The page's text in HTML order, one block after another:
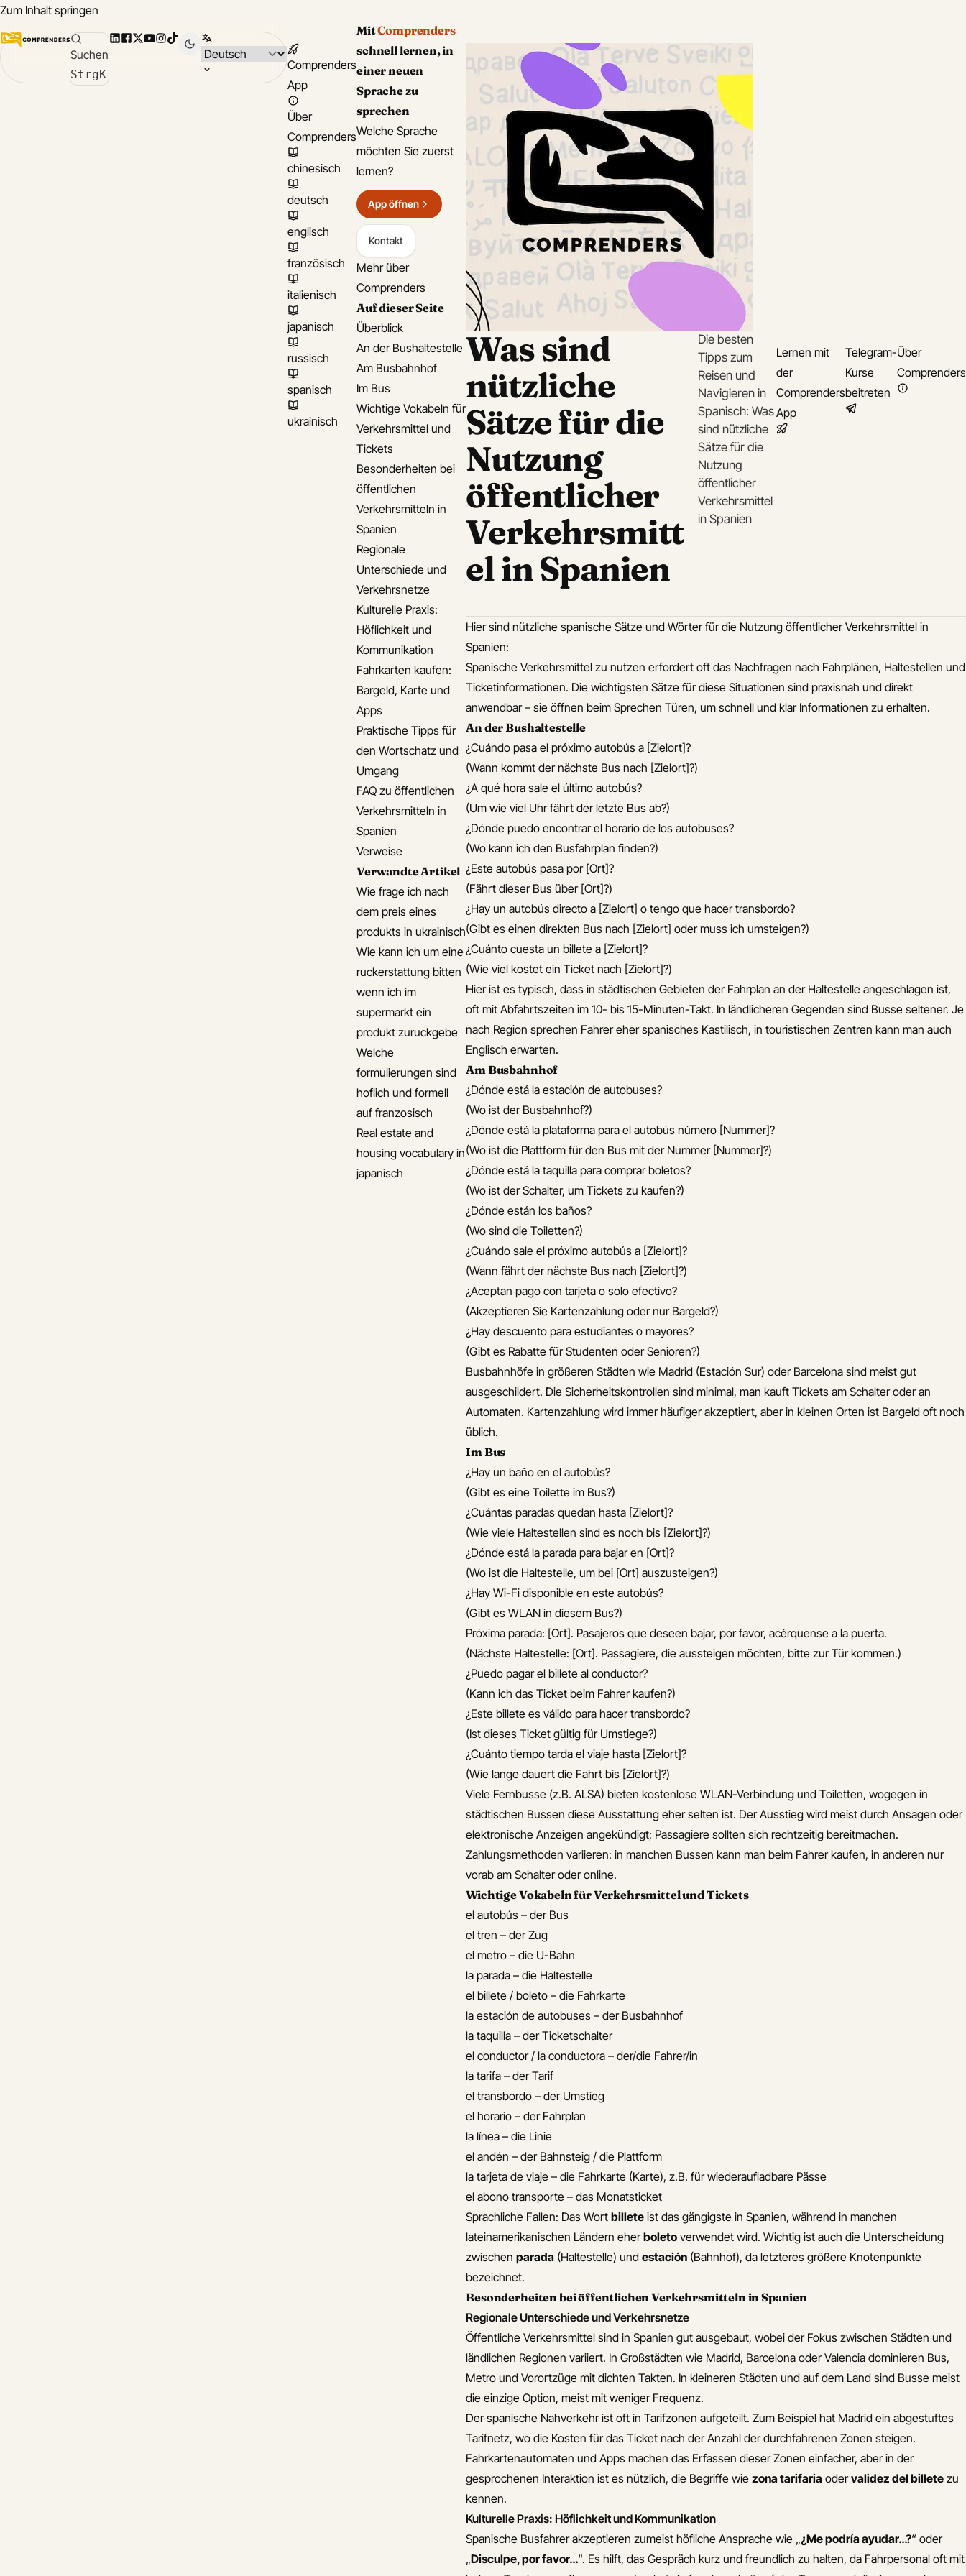
Zum Inhalt springen
Suchen
StrgK
LinkedIn
Facebook
X YouTube
Instagram
TikTok Sprache wählen
Comprenders
App
Über
Comprenders
chinesisch
deutsch
englisch
französisch
italienisch
japanisch
russisch
spanisch
ukrainisch
MitComprenders
schnell lernen, in
einer neuen
Sprache zu
sprechen
Welche Sprache
möchten Sie zuerst
lernen?
App öffnen
Kontakt
Mehr über
Comprenders
Auf dieser Seite
Überblick
An der Bushaltestelle
Am Busbahnhof
Im Bus
Wichtige Vokabeln für
Verkehrsmittel und
Tickets
Besonderheiten bei
öffentlichen
Verkehrsmitteln in
Spanien
Regionale
Unterschiede und
Verkehrsnetze
Kulturelle Praxis:
Höflichkeit und
Kommunikation
Fahrkarten kaufen:
Bargeld, Karte und
Apps
Praktische Tipps für
den Wortschatz und
Umgang
FAQ zu öffentlichen
Verkehrsmitteln in
Spanien
Verweise
Verwandte Artikel
Wie frage ich nach
dem preis eines
produkts in ukrainisch
Wie kann ich um eine
ruckerstattung bitten
wenn ich im
supermarkt ein
produkt zuruckgebe
Welche
formulierungen sind
hoflich und formell
auf franzosisch
Real estate and
housing vocabulary in
japanisch
Was sind
nützliche
Sätze für die
Nutzung
öffentlicher
Verkehrsmitt
el in Spanien
Die besten
Tipps zum
Reisen und
Navigieren in
Spanisch: Was
sind nützliche
Sätze für die
Nutzung
öffentlicher
Verkehrsmittel
in Spanien
Lernen mit
der
Comprenders
App
Telegram-
Kurse
beitreten
Über
Comprenders
Hier sind nützliche spanische Sätze und Wörter für die Nutzung öffentlicher Verkehrsmittel in
Spanien:
Spanische Verkehrsmittel zu nutzen erfordert oft das Nachfragen nach Fahrplänen, Haltestellen und
Ticketinformationen. Die wichtigsten Sätze für diese Situationen sind praxisnah und direkt
anwendbar – sie öffnen beim Sprechen Türen, um schnell und klar Informationen zu erhalten.
An der Bushaltestelle
¿Cuándo pasa el próximo autobús a [Zielort]?
(Wann kommt der nächste Bus nach [Zielort]?)
¿A qué hora sale el último autobús?
(Um wie viel Uhr fährt der letzte Bus ab?)
¿Dónde puedo encontrar el horario de los autobuses?
(Wo kann ich den Busfahrplan finden?)
¿Este autobús pasa por [Ort]?
(Fährt dieser Bus über [Ort]?)
¿Hay un autobús directo a [Zielort] o tengo que hacer transbordo?
(Gibt es einen direkten Bus nach [Zielort] oder muss ich umsteigen?)
¿Cuánto cuesta un billete a [Zielort]?
(Wie viel kostet ein Ticket nach [Zielort]?)
Hier ist es typisch, dass in städtischen Gebieten der Fahrplan an der Haltestelle angeschlagen ist,
oft mit Abfahrtszeiten im 10- bis 15-Minuten-Takt. In ländlicheren Gegenden sind Busse seltener. Je
nach Region sprechen Fahrer eher spanisches Kastilisch, in touristischen Zentren kann man auch
Englisch erwarten.
Am Busbahnhof
¿Dónde está la estación de autobuses?
(Wo ist der Busbahnhof?)
¿Dónde está la plataforma para el autobús número [Nummer]?
(Wo ist die Plattform für den Bus mit der Nummer [Nummer]?)
¿Dónde está la taquilla para comprar boletos?
(Wo ist der Schalter, um Tickets zu kaufen?)
¿Dónde están los baños?
(Wo sind die Toiletten?)
¿Cuándo sale el próximo autobús a [Zielort]?
(Wann fährt der nächste Bus nach [Zielort]?)
¿Aceptan pago con tarjeta o solo efectivo?
(Akzeptieren Sie Kartenzahlung oder nur Bargeld?)
¿Hay descuento para estudiantes o mayores?
(Gibt es Rabatte für Studenten oder Senioren?)
Busbahnhöfe in größeren Städten wie Madrid (Estación Sur) oder Barcelona sind meist gut
ausgeschildert. Die Sicherheitskontrollen sind minimal, man kauft Tickets am Schalter oder an
Automaten. Kartenzahlung wird immer häufiger akzeptiert, aber in kleinen Orten ist Bargeld oft noch
üblich.
Im Bus
¿Hay un baño en el autobús?
(Gibt es eine Toilette im Bus?)
¿Cuántas paradas quedan hasta [Zielort]?
(Wie viele Haltestellen sind es noch bis [Zielort]?)
¿Dónde está la parada para bajar en [Ort]?
(Wo ist die Haltestelle, um bei [Ort] auszusteigen?)
¿Hay Wi-Fi disponible en este autobús?
(Gibt es WLAN in diesem Bus?)
Próxima parada: [Ort]. Pasajeros que deseen bajar, por favor, acérquense a la puerta.
(Nächste Haltestelle: [Ort]. Passagiere, die aussteigen möchten, bitte zur Tür kommen.)
¿Puedo pagar el billete al conductor?
(Kann ich das Ticket beim Fahrer kaufen?)
¿Este billete es válido para hacer transbordo?
(Ist dieses Ticket gültig für Umstiege?)
¿Cuánto tiempo tarda el viaje hasta [Zielort]?
(Wie lange dauert die Fahrt bis [Zielort]?)
Viele Fernbusse (z.B. ALSA) bieten kostenlose WLAN-Verbindung und Toiletten, wogegen in
städtischen Bussen diese Ausstattung eher selten ist. Der Ausstieg wird meist durch Ansagen oder
elektronische Anzeigen angekündigt; Passagiere sollten sich rechtzeitig bereitmachen.
Zahlungsmethoden variieren: in manchen Bussen kann man beim Fahrer kaufen, in anderen nur
vorab am Schalter oder online.
Wichtige Vokabeln für Verkehrsmittel und Tickets
el autobús – der Bus
el tren – der Zug
el metro – die U-Bahn
la parada – die Haltestelle
el billete / boleto – die Fahrkarte
la estación de autobuses – der Busbahnhof
la taquilla – der Ticketschalter
el conductor / la conductora – der/die Fahrer/in
la tarifa – der Tarif
el transbordo – der Umstieg
el horario – der Fahrplan
la línea – die Linie
el andén – der Bahnsteig / die Plattform
la tarjeta de viaje – die Fahrkarte (Karte), z.B. für wiederaufladbare Pässe
el abono transporte – das Monatsticket
Sprachliche Fallen: Das Wortbillete ist das gängigste in Spanien, während in manchen
lateinamerikanischen Ländern eherboleto verwendet wird. Wichtig ist auch die Unterscheidung
zwischenparada (Haltestelle) undestación (Bahnhof), da letzteres größere Knotenpunkte
bezeichnet.
Besonderheiten bei öffentlichen Verkehrsmitteln in Spanien
Regionale Unterschiede und Verkehrsnetze
Öffentliche Verkehrsmittel sind in Spanien gut ausgebaut, wobei der Fokus zwischen Städten und
ländlichen Regionen variiert. In Großstädten wie Madrid, Barcelona oder Valencia dominieren Bus,
Metro und Vorortzüge mit dichten Takten. In kleineren Städten und auf dem Land sind Busse meist
die einzige Option, meist mit weniger Frequenz.
Der spanische Nahverkehr ist oft in Tarifzonen aufgeteilt. Zum Beispiel hat Madrid ein abgestuftes
Tarifnetz, wo die Kosten für das Ticket nach der Anzahl der durchfahrenen Zonen steigen.
Fahrkartenautomaten und Apps machen das Erfassen dieser Zonen einfacher, aber in der
gesprochenen Interaktion ist es nützlich, die Begriffe wiezona tarifaria odervalidez del billete zu
kennen.
Kulturelle Praxis: Höflichkeit und Kommunikation
Spanische Busfahrer akzeptieren zumeist höfliche Ansprache wie „¿Me podría ayudar…?“ oder
„Disculpe, por favor…“. Es hilft, das Gespräch kurz und freundlich zu halten, da Fahrpersonal oft mit